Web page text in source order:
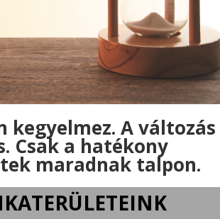
kegyelmez. A változás
Csak a hatékony
maradnak talpon.